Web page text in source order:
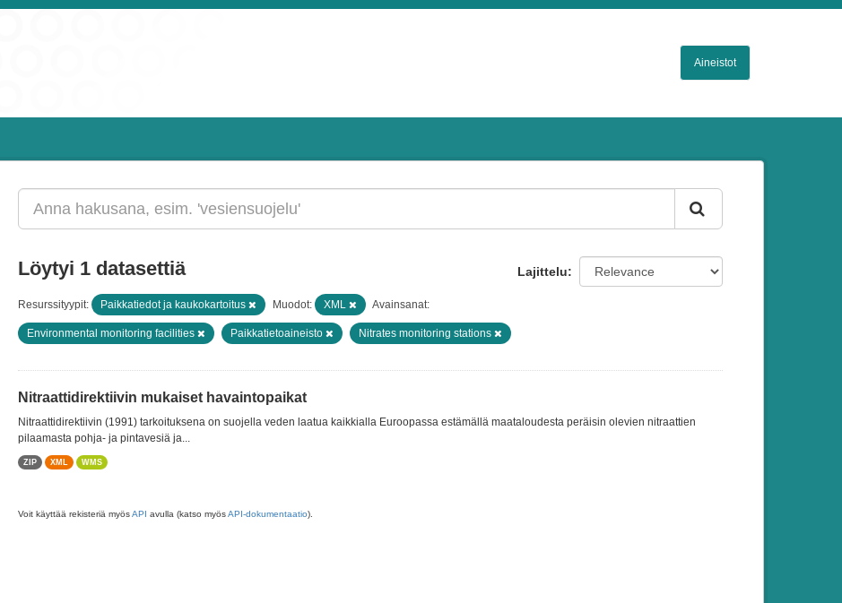
Aineistot
Lajittelu
Löytyi 1 datasettiä
Resurssityypit: Paikkatiedot ja kaukokartoitus Muodot: XML Avainsanat:
Environmental monitoring facilities Paikkatietoaineisto Nitrates monitoring stations
Nitraattidirektiivin mukaiset havaintopaikat
Nitraattidirektiivin (1991) tarkoituksena on suojella veden laatua kaikkialla Euroopassa estämällä maataloudesta peräisin olevien nitraattien
pilaamasta pohja- ja pintavesiä ja...
ZIP XML WMS
Voit käyttää rekisteriä myösAPI avulla (katso myösAPI-dokumentaatio).